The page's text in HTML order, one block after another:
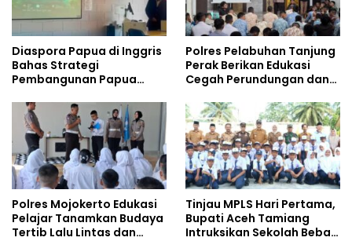
Diaspora Papua di Inggris
Bahas Strategi
Pembangunan Papua
Doktoral Internasional
Polres Pelabuhan Tanjung
Perak Berikan Edukasi
Cegah Perundungan dan
kepada Pelajar MPLS
Polres Mojokerto Edukasi
Pelajar Tanamkan Budaya
Tertib Lalu Lintas dan
Tinjau MPLS Hari Pertama,
Bupati Aceh Tamiang
Intruksikan Sekolah Bebas